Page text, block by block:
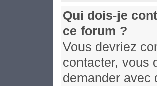
Qui dois-je
ce forum ?
Vous devriez
contacter, vous
demander avec